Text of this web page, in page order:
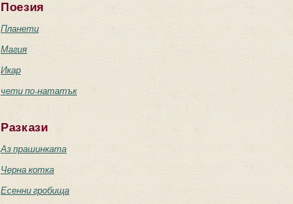
Поезия
Планети
Магия
Икар
чети по-нататък
Разкази
Аз прашинката
Черна котка
Есенни гробища